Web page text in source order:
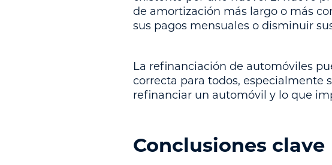
de amortización más largo o más
sus pagos mensuales o disminuir
La refinanciación de automóviles
correcta para todos, especialmente
refinanciar un automóvil y lo que
Conclusiones clave